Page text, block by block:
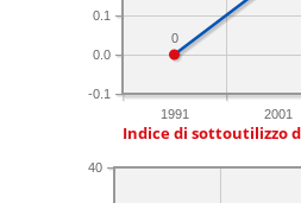
1991 2001
-0.1
0.0
0.1
0
Indice di sottoutilizzo
40